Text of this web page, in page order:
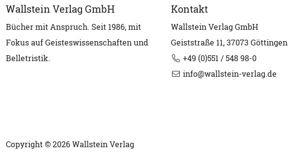
Wallstein Verlag GmbH
Bücher mit Anspruch. Seit 1986, mit
Fokus auf Geisteswissenschaften und
Belletristik.
Kontakt
Wallstein Verlag GmbH
Geiststraße 11, 37073 Göttingen
+49 (0)551 / 548 98-0
info@wallstein-verlag.de
Copyright © 2026 Wallstein Verlag